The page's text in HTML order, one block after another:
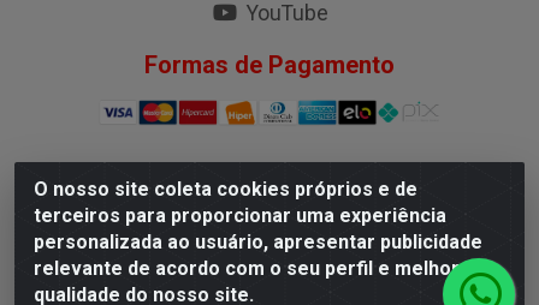
O nosso site coleta cookies próprios e de
terceiros para proporcionar uma experiência
personalizada ao usuário, apresentar publicidade
relevante de acordo com o seu perfil e melhorar a
qualidade do nosso site.
YouTube
Formas de Pagamento
G.M.I. Distribuidora LTDA - Rua Conselheiro Pena, 50 -
Santa Branca, Belo Horizonte/MG - CEP 31.710-150 -
CNPJ 04.098.359/0001-02